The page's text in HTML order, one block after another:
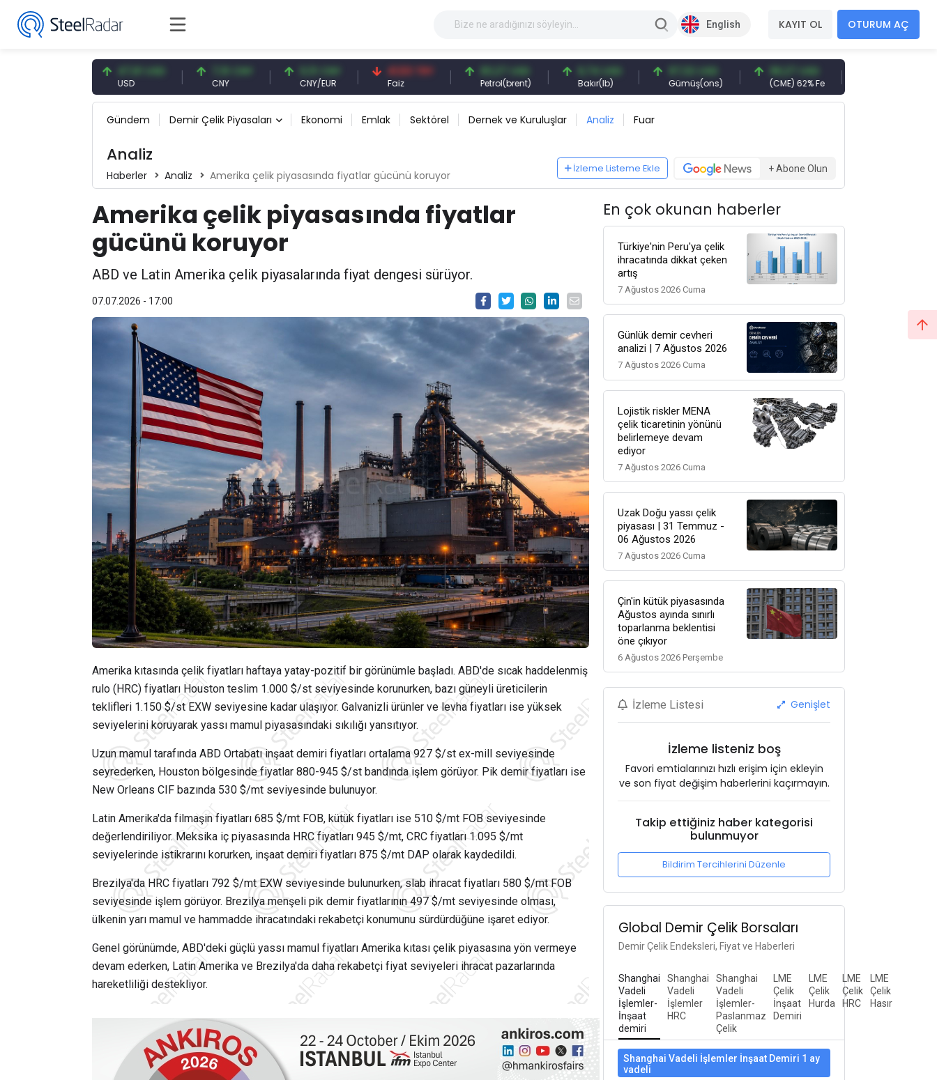
English KAYIT OL OTURUM AÇ
47,61 USD 7,10 CNY
CNY
0,13 CNY
CNY/EUR
41,53 TRY
Faiz
83,27 USD
Petrol(brent)
6,74 USD
Bakır(lb)
97,32 USD
Gümüş(ons)
96,27 USD
(CME) 62% Fe
377,25 USD
Gemi Söküm
Gündem Demir Çelik Piyasaları Ekonomi Emlak Sektörel Dernek ve Kuruluşlar Analiz Fuar
Analiz
Haberler Analiz Amerika çelik piyasasında fiyatlar gücünü koruyor
İzleme Listeme Ekle + Abone Olun
Amerika çelik piyasasında fiyatlar
gücünü koruyor
ABD ve Latin Amerika çelik piyasalarında fiyat dengesi sürüyor.
07.07.2026 - 17:00
Amerika kıtasında çelik fiyatları haftaya yatay-pozitif bir görünümle başladı. ABD'de sıcak haddelenmiş
rulo (HRC) fiyatları Houston teslim 1.000 $/st seviyesinde korunurken, bazı güneyli üreticilerin
teklifleri 1.150 $/st EXW seviyesine kadar ulaşıyor. Galvanizli ürünler ve levha fiyatları ise yüksek
seviyelerini koruyarak yassı mamul piyasasındaki sıkılığı yansıtıyor.
Uzun mamul tarafında ABD Ortabatı inşaat demiri fiyatları ortalama 927 $/st ex-mill seviyesinde
seyrederken, Houston bölgesinde fiyatlar 880-945 $/st bandında işlem görüyor. Pik demir fiyatları ise
New Orleans CIF bazında 530 $/mt seviyesinde bulunuyor.
Latin Amerika'da filmaşin fiyatları 685 $/mt FOB, kütük fiyatları ise 510 $/mt FOB seviyesinde
değerlendiriliyor. Meksika iç piyasasında HRC fiyatları 945 $/mt, CRC fiyatları 1.095 $/mt
seviyelerinde istikrarını korurken, inşaat demiri fiyatları 875 $/mt DAP olarak kaydedildi.
Brezilya'da HRC fiyatları 792 $/mt EXW seviyesinde bulunurken, slab ihracat fiyatları 580 $/mt FOB
seviyesinde işlem görüyor. Brezilya menşeli pik demir fiyatlarının 497 $/mt seviyesinde olması,
ülkenin yarı mamul ve hammadde ihracatındaki rekabetçi konumunu sürdürdüğüne işaret ediyor.
Genel görünümde, ABD'deki güçlü yassı mamul fiyatları Amerika kıtası çelik piyasasına yön vermeye
devam ederken, Latin Amerika ve Brezilya'da daha rekabetçi fiyat seviyeleri ihracat pazarlarında
hareketliliği destekliyor.
En çok okunan haberler
Türkiye'nin Peru'ya çelik
ihracatında dikkat çeken
artış
7 Ağustos 2026 Cuma
Günlük demir cevheri
analizi | 7 Ağustos 2026
7 Ağustos 2026 Cuma
Lojistik riskler MENA
çelik ticaretinin yönünü
belirlemeye devam
ediyor
7 Ağustos 2026 Cuma
Uzak Doğu yassı çelik
piyasası | 31 Temmuz -
06 Ağustos 2026
7 Ağustos 2026 Cuma
Çin'in kütük piyasasında
Ağustos ayında sınırlı
toparlanma beklentisi
öne çıkıyor
6 Ağustos 2026 Perşembe
İzleme Listesi Genişlet
İzleme listeniz boş
Favori emtialarınızı hızlı erişim için ekleyin
ve son fiyat değişim haberlerini kaçırmayın.
Takip ettiğiniz haber kategorisi
bulunmuyor
Bildirim Tercihlerini Düzenle
Global Demir Çelik Borsaları
Demir Çelik Endeksleri, Fiyat ve Haberleri
Shanghai
Vadeli
İşlemler-
İnşaat
demiri
Shanghai
Vadeli
İşlemler
HRC
Shanghai
Vadeli
İşlemler-
Paslanmaz
Çelik
LME
Çelik
İnşaat
Demiri
LME
Çelik
Hurda
LME
Çelik
HRC
LME
Çelik
Hasır
Shanghai Vadeli İşlemler İnşaat Demiri 1 ay
vadeli